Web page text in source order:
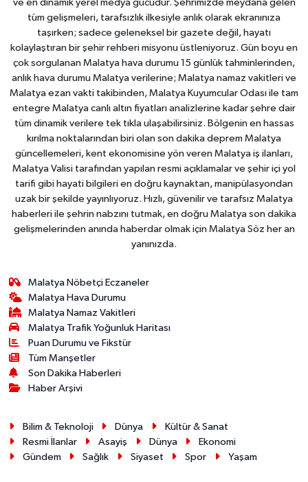
ve en dinamik yerel medya gücüdür. Şehrimizde meydana gelen
tüm gelişmeleri, tarafsızlık ilkesiyle anlık olarak ekranınıza
taşırken; sadece geleneksel bir gazete değil, hayatı
kolaylaştıran bir şehir rehberi misyonu üstleniyoruz. Gün boyu en
çok sorgulanan Malatya hava durumu 15 günlük tahminlerinden,
anlık hava durumu Malatya verilerine; Malatya namaz vakitleri ve
Malatya ezan vakti takibinden, Malatya Kuyumcular Odası ile tam
entegre Malatya canlı altın fiyatları analizlerine kadar şehre dair
tüm dinamik verilere tek tıkla ulaşabilirsiniz. Bölgenin en hassas
kırılma noktalarından biri olan son dakika deprem Malatya
güncellemeleri, kent ekonomisine yön veren Malatya iş ilanları,
Malatya Valisi tarafından yapılan resmi açıklamalar ve şehir içi yol
tarifi gibi hayati bilgileri en doğru kaynaktan, manipülasyondan
uzak bir şekilde yayınlıyoruz. Hızlı, güvenilir ve tarafsız Malatya
haberleri ile şehrin nabzını tutmak, en doğru Malatya son dakika
gelişmelerinden anında haberdar olmak için Malatya Söz her an
yanınızda.
Malatya Nöbetçi Eczaneler
Malatya Hava Durumu
Malatya Namaz Vakitleri
Malatya Trafik Yoğunluk Haritası
Puan Durumu ve Fikstür
Tüm Manşetler
Son Dakika Haberleri
Haber Arşivi
Bilim & Teknoloji Dünya
Kültür & Sanat
Resmi İlanlar
Asayiş Dünya
Ekonomi
Gündem
Sağlık Siyaset Spor Yaşam